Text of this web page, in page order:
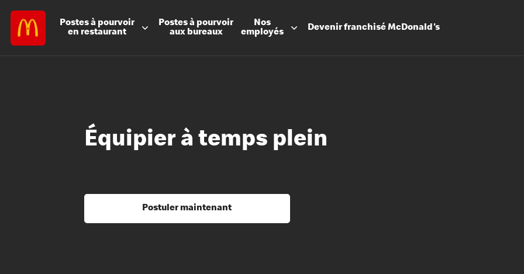
Postes à pourvoir
en restaurant
Postes à pourvoir
aux bureaux
Nos
employés
DevenirfranchiséMcDonald's
Les
Équipier à temps plein
Postuler maintenant